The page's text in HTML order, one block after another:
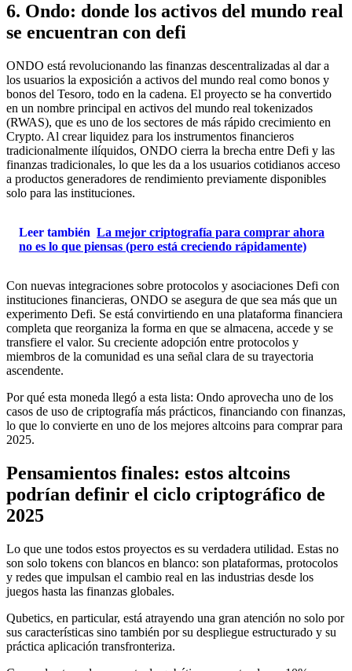
6. Ondo: donde los activos del mundo real
se encuentran con defi
ONDO está revolucionando las finanzas descentralizadas al dar a
los usuarios la exposición a activos del mundo real como bonos y
bonos del Tesoro, todo en la cadena. El proyecto se ha convertido
en un nombre principal en activos del mundo real tokenizados
(RWAS), que es uno de los sectores de más rápido crecimiento en
Crypto. Al crear liquidez para los instrumentos financieros
tradicionalmente ilíquidos, ONDO cierra la brecha entre Defi y las
finanzas tradicionales, lo que les da a los usuarios cotidianos acceso
a productos generadores de rendimiento previamente disponibles
solo para las instituciones.
Leer también La mejor criptografía para comprar ahora
no es lo que piensas (pero está creciendo rápidamente)
Con nuevas integraciones sobre protocolos y asociaciones Defi con
instituciones financieras, ONDO se asegura de que sea más que un
experimento Defi. Se está convirtiendo en una plataforma financiera
completa que reorganiza la forma en que se almacena, accede y se
transfiere el valor. Su creciente adopción entre protocolos y
miembros de la comunidad es una señal clara de su trayectoria
ascendente.
Por qué esta moneda llegó a esta lista: Ondo aprovecha uno de los
casos de uso de criptografía más prácticos, financiando con finanzas,
lo que lo convierte en uno de los mejores altcoins para comprar para
2025.
Pensamientos finales: estos altcoins
podrían definir el ciclo criptográfico de
2025
Lo que une todos estos proyectos es su verdadera utilidad. Estas no
son solo tokens con blancos en blanco: son plataformas, protocolos
y redes que impulsan el cambio real en las industrias desde los
juegos hasta las finanzas globales.
Qubetics, en particular, está atrayendo una gran atención no solo por
sus características sino también por su despliegue estructurado y su
práctica aplicación transfronteriza.